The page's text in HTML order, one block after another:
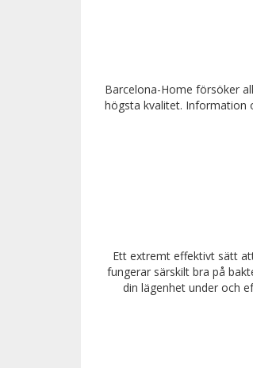
Barcelona-Home försöker
högsta kvalitet. Information
Ett extremt effektivt sätt
fungerar särskilt bra på
din lägenhet under och